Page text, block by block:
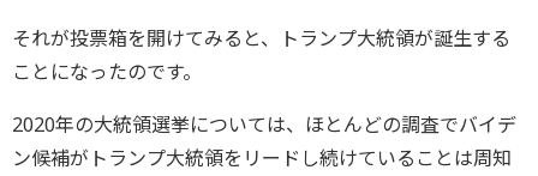
それが投票箱を開けてみると、トランプ大統領が誕生する
ことになったのです。
2020年の大統領選挙については、ほとんどの調査でバイデ
ン候補がトランプ大統領をリードし続けていることは周知